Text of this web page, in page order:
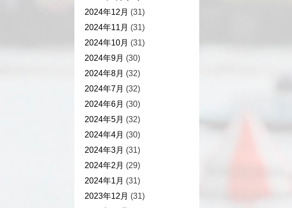
2024年12月 (31)
2024年11月 (31)
2024年10月 (31)
2024年9月 (30)
2024年8月 (32)
2024年7月 (32)
2024年6月 (30)
2024年5月 (32)
2024年4月 (30)
2024年3月 (31)
2024年2月 (29)
2024年1月 (31)
2023年12月 (31)